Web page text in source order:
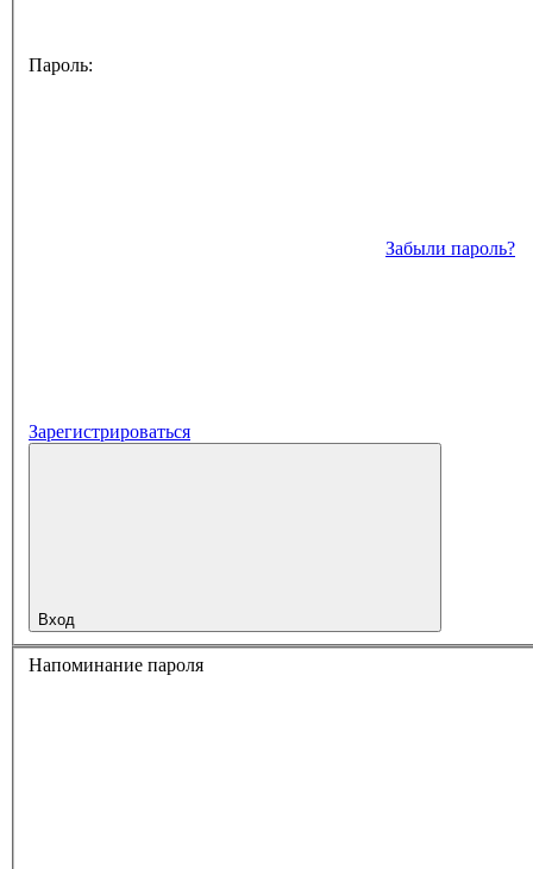
Пароль:
Забыли пароль?
Зарегистрироваться
Вход
Напоминание пароля